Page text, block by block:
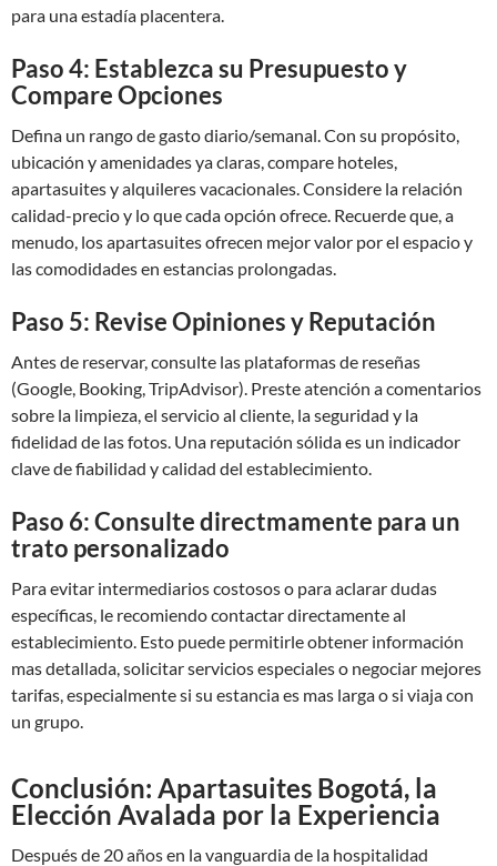
para una estadía placentera.
Paso 4: Establezca su Presupuesto y
Compare Opciones
Defina un rango de gasto diario/semanal. Con su propósito,
ubicación y amenidades ya claras, compare hoteles,
apartasuites y alquileres vacacionales. Considere la relación
calidad-precio y lo que cada opción ofrece. Recuerde que, a
menudo, los apartasuites ofrecen mejor valor por el espacio y
las comodidades en estancias prolongadas.
Paso 5: Revise Opiniones y Reputación
Antes de reservar, consulte las plataformas de reseñas
(Google, Booking, TripAdvisor). Preste atención a comentarios
sobre la limpieza, el servicio al cliente, la seguridad y la
fidelidad de las fotos. Una reputación sólida es un indicador
clave de fiabilidad y calidad del establecimiento.
Paso 6: Consulte directmamente para un
trato personalizado
Para evitar intermediarios costosos o para aclarar dudas
específicas, le recomiendo contactar directamente al
establecimiento. Esto puede permitirle obtener información
mas detallada, solicitar servicios especiales o negociar mejores
tarifas, especialmente si su estancia es mas larga o si viaja con
un grupo.
Conclusión: Apartasuites Bogotá, la
Elección Avalada por la Experiencia
Después de 20 años en la vanguardia de la hospitalidad